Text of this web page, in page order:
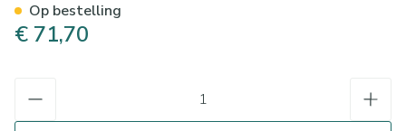
€ 71,70
Op bestelling